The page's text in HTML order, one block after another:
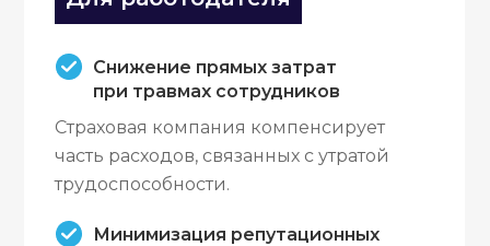
Снижение прямых затрат
при травмах сотрудников
Страховая компания компенсирует
часть расходов, связанных с утратой
трудоспособности.
Минимизация репутационных